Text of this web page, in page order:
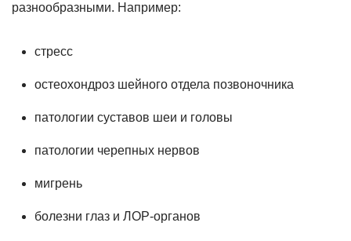
разнообразными. Например:
стресс
остеохондроз шейного отдела позвоночника
патологии суставов шеи и головы
патологии черепных нервов
мигрень
болезни глаз и ЛОР-органов